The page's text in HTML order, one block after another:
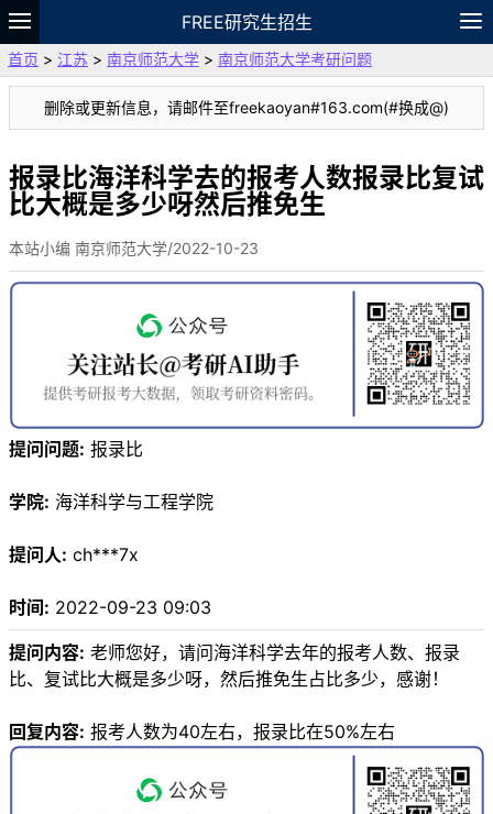
FREE研究生招生
题库
故事 专题 APP 笔记
论坛
VIP
资料
首页 > 江苏 > 南京师范大学 > 南京师范大学考研问题
删除或更新信息，请邮件至freekaoyan#163.com(#换成@)
报录比海洋科学去的报考人数报录比复试
比大概是多少呀然后推免生
本站小编 南京师范大学/2022-10-23
提问问题: 报录比
学院: 海洋科学与工程学院
提问人: ch***7x
时间: 2022-09-23 09:03
提问内容: 老师您好，请问海洋科学去年的报考人数、报录
比、复试比大概是多少呀，然后推免生占比多少，感谢！
回复内容: 报考人数为40左右，报录比在50%左右